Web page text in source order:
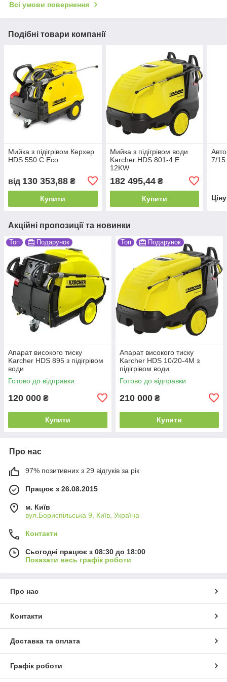
Всі умови повернення
Подібні товари компанії
Мийка з підігрівом Керхер
HDS 550 C Eco
від 130 353,88 ₴
Купити
Мийка з підігрівом води
Karcher HDS 801-4 Е
12KW
182 495,44₴
Купити
7/15
Акційні пропозиції та новинки
Топ Подарунок
Апарат високого тиску
Karcher HDS 895 з підігрівом
води
Готово до відправки
120 000 ₴
Купити
Топ Подарунок
Апарат високого тиску
Karcher HDS 10/20-4М з
підігрівом води
Готово до відправки
210 000 ₴
Купити
Про нас
97% позитивних з 29 відгуків за рік
Працює з 26.08.2015
м. Київ
вул.Бориспільська 9, Київ, Україна
Контакти
Сьогодні працює з 08:30 до 18:00
Показати весь графік роботи
Про нас
Контакти
Доставка та оплата
Графік роботи